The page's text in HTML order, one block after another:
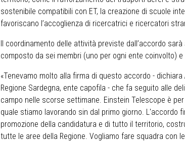
sostenibile compatibili con ET, la creazione di scuole
favoriscano l’accoglienza di ricercatrici e ricercatori
Il coordinamento delle attività previste dall’accordo
composto da sei membri (uno per ogni ente coinvolto)
«Tenevamo molto alla firma di questo accordo - dichiara
Regione Sardegna, ente capofila - che fa seguito alle
campo nelle scorse settimane. Einstein Telescope è
quale stiamo lavorando sin dal primo giorno. L'accordo
promozione della candidatura e di tutto il territorio,
tutte le aree della Regione. Vogliamo fare squadra con